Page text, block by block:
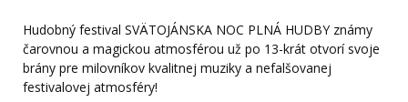
Hudobný festival SVÄTOJÁNSKA NOC PLNÁ HUDBY známy
čarovnou a magickou atmosférou už po 13-krát otvorí svoje
brány pre milovníkov kvalitnej muziky a nefalšovanej
festivalovej atmosféry!